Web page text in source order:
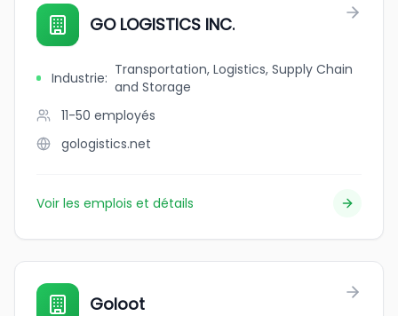
GO LOGISTICS INC.
Industrie: Transportation, Logistics, Supply Chain
and Storage
11-50 employés
gologistics.net
Voir les emplois et détails
Goloot